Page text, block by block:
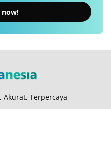
now!
Akurat, Terpercaya